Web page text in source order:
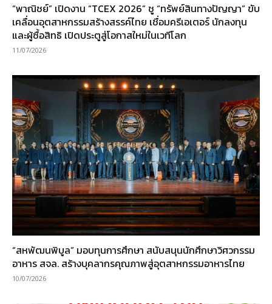
“พาณิชย์” เปิดงาน “TCEX 2026” ชู “ทรัพย์สินทางปัญญา” ขับ
เคลื่อนอุตสาหกรรมสร้างสรรค์ไทย เชื่อมครีเอเตอร์ นักลงทุน
และผู้ซื้อสิทธิ เปิดประตูสู่โอกาสใหม่ในเวทีโลก
11/07/2026
“สหพัฒนพิบูล” มอบทุนการศึกษา สนับสนุนนักศึกษาวิศวกรรม
อาหาร สจล. สร้างบุคลากรคุณภาพสู่อุตสาหกรรมอาหารไทย
10/07/2026